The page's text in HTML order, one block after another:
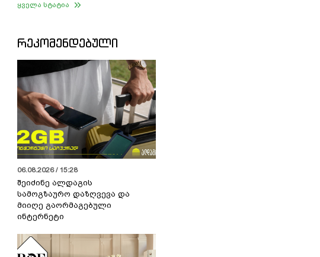
ყველა სტატია
ᲠᲔᲙᲝᲛᲔᲜᲓᲔᲑᲣᲚᲘ
06.08.2026 / 15:28
შეიძინე ალდაგის
სამოგზაურო დაზღვევა და
მიიღე გაორმაგებული
ინტერნეტი